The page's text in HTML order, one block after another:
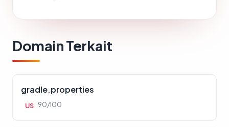
Domain Terkait
gradle.properties
US 90/100